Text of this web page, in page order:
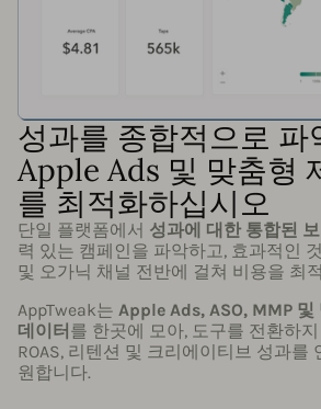
성과를 종합적으로 파
Apple Ads 및 맞춤형
를 최적화하십시오
단일 플랫폼에서 성과에 대한 통합된
력 있는 캠페인을 파악하고, 효과적인
및 오가닉 채널 전반에 걸쳐 비용을 최
AppTweak는 Apple Ads, ASO, MMP
데이터를 한곳에 모아, 도구를 전환하
ROAS, 리텐션 및 크리에이티브 성과를
원합니다.